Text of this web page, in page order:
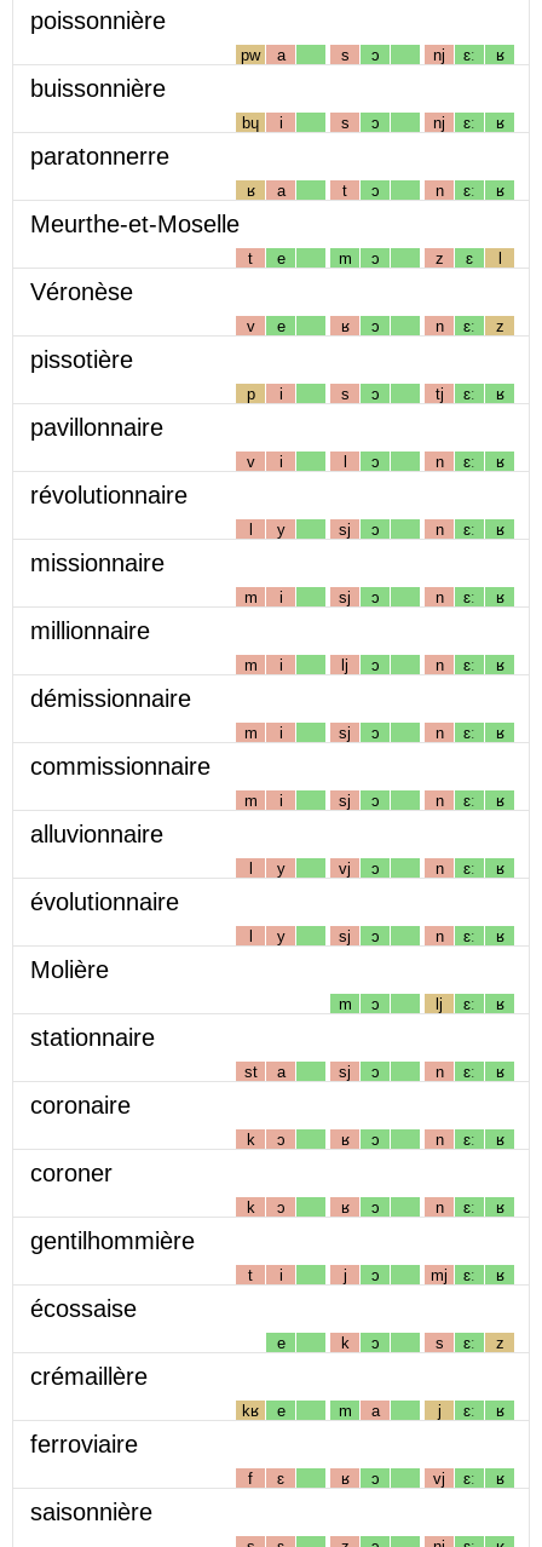
poissonnière
pw a s ɔ nj ɛː ʁ
buissonnière
bɥ i s ɔ nj ɛː ʁ
paratonnerre
ʁ a t ɔ n ɛː ʁ
Meurthe-et-Moselle
t e m ɔ z ɛ l
Véronèse
v e ʁ ɔ n ɛː z
pissotière
p i s ɔ tj ɛː ʁ
pavillonnaire
v i l ɔ n ɛː ʁ
révolutionnaire
l y sj ɔ n ɛː ʁ
missionnaire
m i sj ɔ n ɛː ʁ
millionnaire
m i lj ɔ n ɛː ʁ
démissionnaire
m i sj ɔ n ɛː ʁ
commissionnaire
m i sj ɔ n ɛː ʁ
alluvionnaire
l y vj ɔ n ɛː ʁ
évolutionnaire
l y sj ɔ n ɛː ʁ
Molière
m ɔ lj ɛː ʁ
stationnaire
st a sj ɔ n ɛː ʁ
coronaire
k ɔ ʁ ɔ n ɛː ʁ
coroner
k ɔ ʁ ɔ n ɛː ʁ
gentilhommière
t i j ɔ mj ɛː ʁ
écossaise
e k ɔ s ɛː z
crémaillère
kʁ e m a j ɛː ʁ
ferroviaire
f ɛ ʁ ɔ vj ɛː ʁ
saisonnière